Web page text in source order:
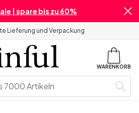
| spare bis zu 60%
Lieferung und Verpackung
WARENKORB